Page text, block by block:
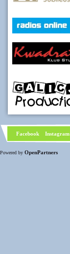
Facebook Instagram
Powered by OpenPartners